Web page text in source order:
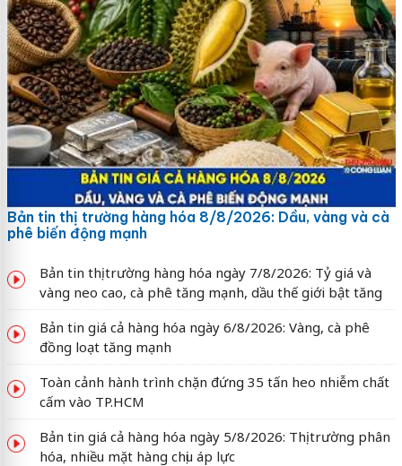
Bản tin thị trường hàng hóa 8/8/2026: Dầu, vàng và cà
phê biến động mạnh
Bản tin thị trường hàng hóa ngày 7/8/2026: Tỷ giá và
vàng neo cao, cà phê tăng mạnh, dầu thế giới bật tăng
Bản tin giá cả hàng hóa ngày 6/8/2026: Vàng, cà phê
đồng loạt tăng mạnh
Toàn cảnh hành trình chặn đứng 35 tấn heo nhiễm chất
cấm vào TP.HCM
Bản tin giá cả hàng hóa ngày 5/8/2026: Thị trường phân
hóa, nhiều mặt hàng chịu áp lực